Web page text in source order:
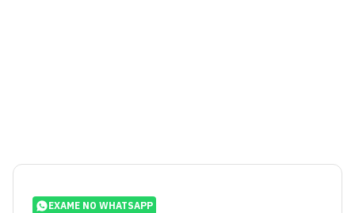
EXAME NO WHATSAPP